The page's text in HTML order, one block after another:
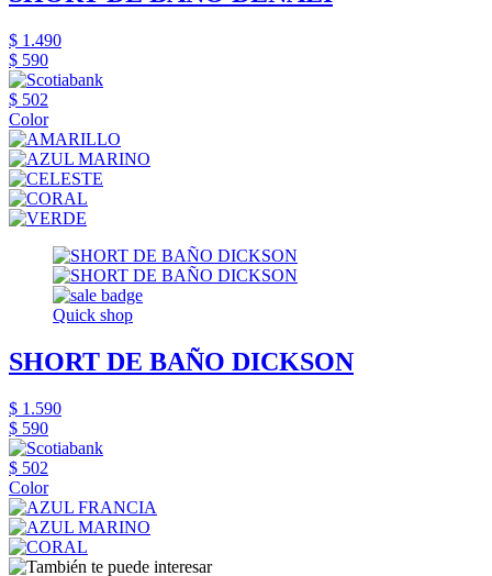
$ 1.490
$ 590
$ 502
Color
Quick shop
SHORT DE BAÑO DICKSON
$ 1.590
$ 590
$ 502
Color